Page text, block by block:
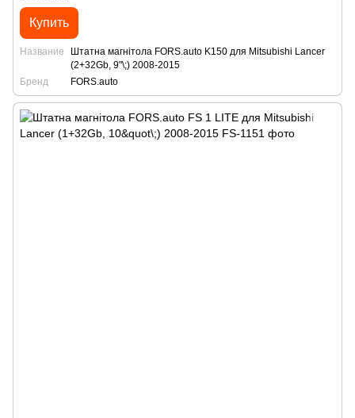
Купить
Название
Штатна магнітола FORS.auto K150 для Mitsubishi Lancer
(2+32Gb, 9"\;) 2008-2015
Бренд
FORS.auto